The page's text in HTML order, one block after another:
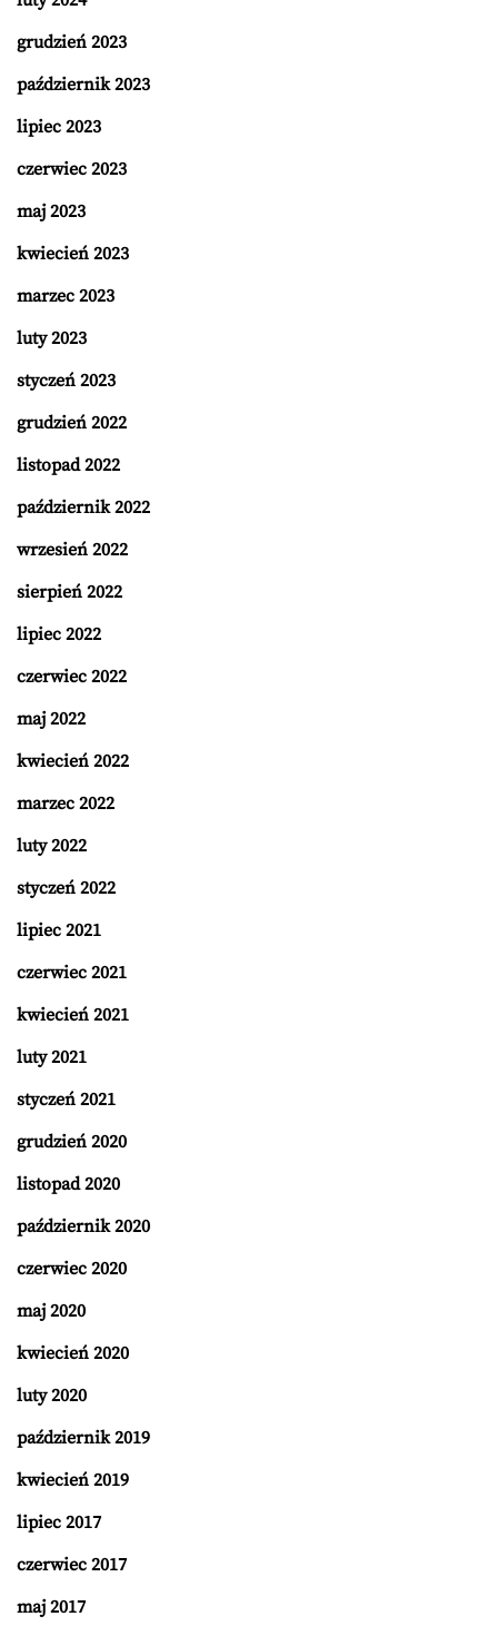
grudzień 2023
październik 2023
lipiec 2023
czerwiec 2023
maj 2023
kwiecień 2023
marzec 2023
luty 2023
styczeń 2023
grudzień 2022
listopad 2022
październik 2022
wrzesień 2022
sierpień 2022
lipiec 2022
czerwiec 2022
maj 2022
kwiecień 2022
marzec 2022
luty 2022
styczeń 2022
lipiec 2021
czerwiec 2021
kwiecień 2021
luty 2021
styczeń 2021
grudzień 2020
listopad 2020
październik 2020
czerwiec 2020
maj 2020
kwiecień 2020
luty 2020
październik 2019
kwiecień 2019
lipiec 2017
czerwiec 2017
maj 2017